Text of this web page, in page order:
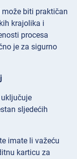
biti praktičan
krajolika i
procesa
je za sigurno
sljedećih
imate li važeću
karticu za